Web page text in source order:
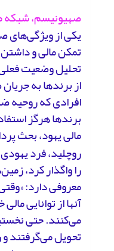
صهیونیسم، شبکه
یکی از ویژگی‌های
تمکن مالی و
تحلیل وضعیت
از برندها به
افرادی که روحیه
برندها هرگز
مالی یهود، بحث
روچلید، فرد
را واگذار کرد،
معروفی دارد:
آنها از توانایی
می‌کنند. حتی
تحویل می‌گرفتند و